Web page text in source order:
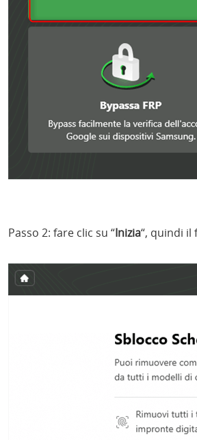
Passo 2: fare clic su “Inizia“, quindi